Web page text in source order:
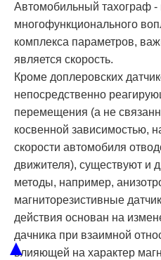
Автомобильный тахограф -
многофункционального
комплекса параметров,
является скорость.
Кроме доплеровских
непосредственно
перемещения (а не
косвенной зависимостью,
скорости автомобиля
движителя), существуют и
методы, например,
магниторезистивные
действия основан на
дачника при взаимной
влияющей на характер
▲